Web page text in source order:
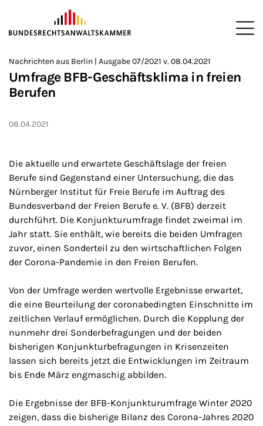
ZUM HAUPTINHALT SPRINGEN
Sie befinden sich hier:
>
Startseite
>
Newsroom
>
Newsletter
>
Nachrichten aus Berlin
Nachrichten aus Berlin | Ausgabe 07/2021 v. 08.04.2021
Umfrage BFB-Geschäftsklima in freien
Berufen
08.04.2021
Die aktuelle und erwartete Geschäftslage der freien
Berufe sind Gegenstand einer Untersuchung, die das
Nürnberger Institut für Freie Berufe im Auftrag des
Bundesverband der Freien Berufe e. V. (BFB) derzeit
durchführt. Die Konjunkturumfrage findet zweimal im
Jahr statt. Sie enthält, wie bereits die beiden Umfragen
zuvor, einen Sonderteil zu den wirtschaftlichen Folgen
der Corona-Pandemie in den Freien Berufen.
Von der Umfrage werden wertvolle Ergebnisse erwartet,
die eine Beurteilung der coronabedingten Einschnitte im
zeitlichen Verlauf ermöglichen. Durch die Kopplung der
nunmehr drei Sonderbefragungen und der beiden
bisherigen Konjunkturbefragungen in Krisenzeiten
lassen sich bereits jetzt die Entwicklungen im Zeitraum
bis Ende März engmaschig abbilden.
Die Ergebnisse der BFB-Konjunkturumfrage Winter 2020
zeigen, dass die bisherige Bilanz des Corona-Jahres 2020